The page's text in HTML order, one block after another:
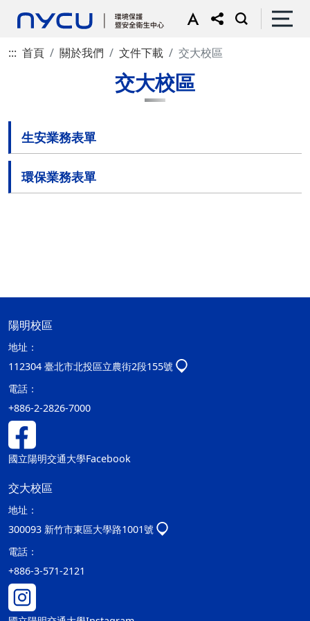
::: 首頁 關於我們 文件下載 交大校區
交大校區
生安業務表單
環保業務表單
陽明校區
地址：
112304 臺北市北投區立農街2段155號
電話：
+886-2-2826-7000
國立陽明交通大學Facebook
交大校區
地址：
300093 新竹市東區大學路1001號
電話：
+886-3-571-2121